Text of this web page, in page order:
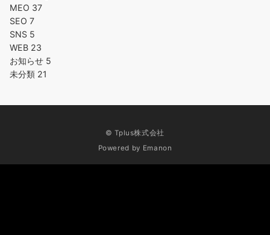
MEO 37
SEO 7
SNS 5
WEB 23
お知らせ 5
未分類 21
© Tplus株式会社
Powered by Emanon